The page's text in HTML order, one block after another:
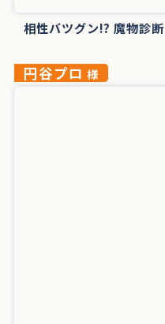
相性バツグン!? 魔物診断
円谷プロ 様